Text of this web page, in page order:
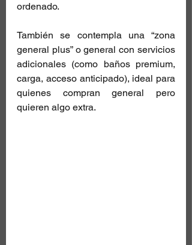
ordenado.
También se contempla una “zona
general plus” o general con servicios
adicionales (como baños premium,
carga, acceso anticipado), ideal para
quienes compran general pero
quieren algo extra.